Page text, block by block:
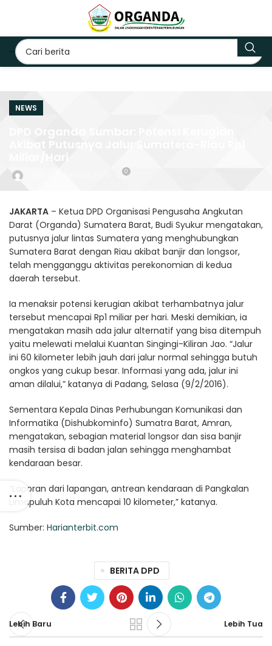
NEWS
0
JAKARTA – Ketua DPD Organisasi Pengusaha Angkutan
Darat (Organda) Sumatera Barat, Budi Syukur mengatakan,
putusnya jalur lintas Sumatera yang menghubungkan
Sumatera Barat dengan Riau akibat banjir dan longsor,
telah mengganggu aktivitas perekonomian di kedua
daerah tersebut.
Ia menaksir potensi kerugian akibat terhambatnya jalur
tersebut mencapai Rp1 miliar per hari. Meski demikian, ia
mengatakan masih ada jalur alternatif yang bisa ditempuh
yaitu melewati melalui Kuantan Singingi-Kiliran Jao. “Jalur
ini 60 kilometer lebih jauh dari jalur normal sehingga butuh
ongkos yang cukup besar. Informasi yang ada, jalur ini
aman dilalui,” katanya di Padang, Selasa (9/2/2016).
Sementara Kepala Dinas Perhubungan Komunikasi dan
Informatika (Dishubkominfo) Sumatra Barat, Amran,
mengatakan, sebagian material longsor dan sisa banjir
masih tersisa di badan jalan sehingga menghambat
kendaraan besar.
“Laporan dari lapangan, antrean kendaraan di Pangkalan
Limapuluh Kota mencapai 10 kilometer,” katanya.
Sumber: Harianterbit.com
BERITA DPD
Lebih Baru Lebih Tua